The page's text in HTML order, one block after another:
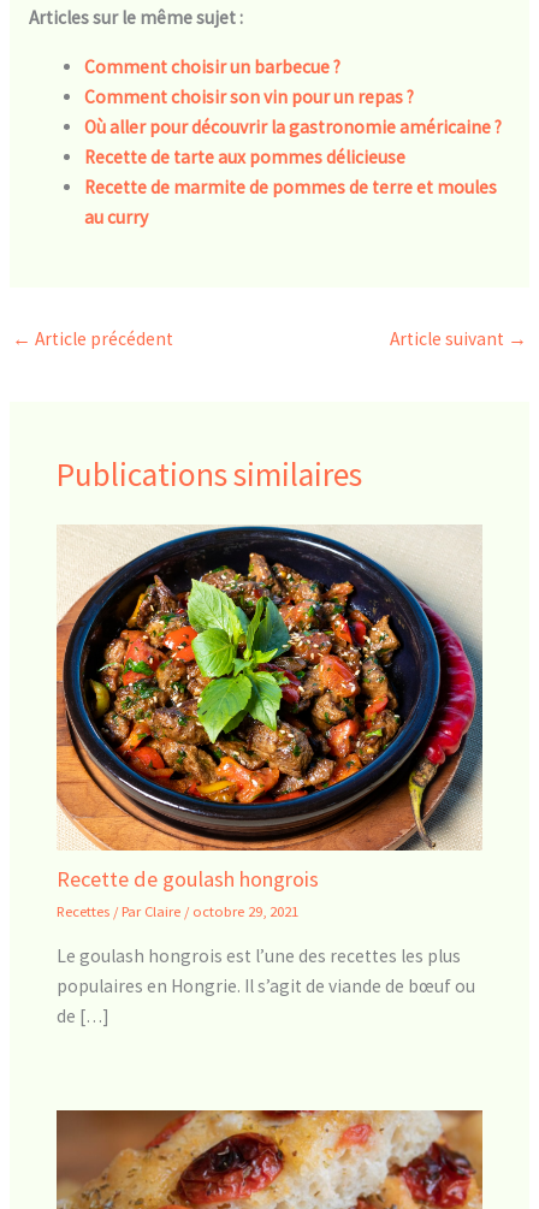
Articles sur le même sujet :
Comment choisir un barbecue ?
Comment choisir son vin pour un repas ?
Où aller pour découvrir la gastronomie américaine ?
Recette de tarte aux pommes délicieuse
Recette de marmite de pommes de terre et moules
au curry
← Article précédent Article suivant →
Publications similaires
Recette de goulash hongrois
Recettes / Par Claire / octobre 29, 2021
Le goulash hongrois est l’une des recettes les plus
populaires en Hongrie. Il s’agit de viande de bœuf ou
de […]